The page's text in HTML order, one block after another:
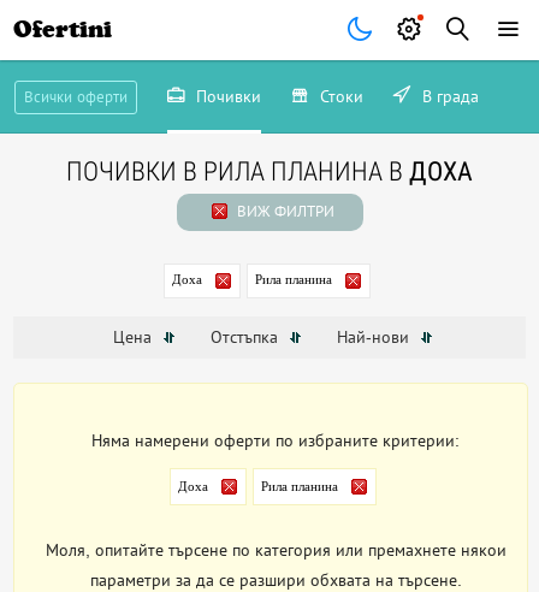
Ofertini
Всички оферти Почивки Стоки В града
ПОЧИВКИ В РИЛА ПЛАНИНА В ДОХА
ВИЖ ФИЛТРИ
Доха Рила планина
Цена Отстъпка Най-нови
Няма намерени оферти по избраните критерии:
Доха Рила планина
Моля, опитайте търсене по категория или премахнете някои
параметри за да се разшири обхвата на търсене.